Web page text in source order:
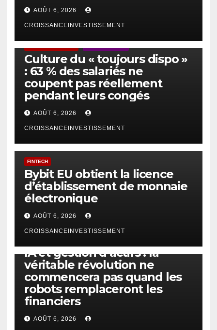
AOÛT 6, 2026
CROISSANCEINVESTISSEMENT
Culture du « toujours dispo »
: 63 % des salariés ne
coupent pas réellement
pendant leurs congés
AOÛT 6, 2026
CROISSANCEINVESTISSEMENT
FINTECH
Bybit EU obtient la licence
d’établissement de monnaie
électronique
AOÛT 6, 2026
CROISSANCEINVESTISSEMENT
IA et gestion d’actifs : la
véritable révolution ne
commencera pas quand les
robots remplaceront les
financiers
AOÛT 6, 2026